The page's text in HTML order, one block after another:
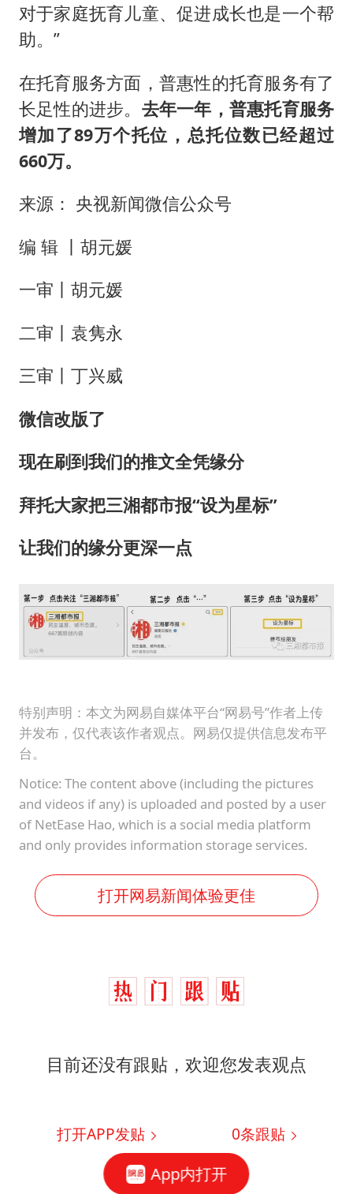
对于家庭抚育儿童、促进成长也是一个帮
助。”
在托育服务方面，普惠性的托育服务有了
长足性的进步。 去年一年 ，普惠托育服务
增加了89万个托位，总托位数已经超过
660万。
来源： 央视新闻微信公众号
编 辑 丨胡元媛
一审丨胡元媛
二审丨袁隽永
三审丨丁兴威
微信改版了
现在刷到我们的推文全凭缘分
拜托大家把三湘都市报“设为星标”
让我们的缘分更深一点
特别声明：本文为网易自媒体平台“网易号”作者上传
并发布，仅代表该作者观点。网易仅提供信息发布平
台。
Notice: The content above (including the pictures
and videos if any) is uploaded and posted by a user
of NetEase Hao, which is a social media platform
and only provides information storage services.
打开网易新闻体验更佳
目前还没有跟贴，欢迎您发表观点
打开APP发贴 0条跟贴
App内打开